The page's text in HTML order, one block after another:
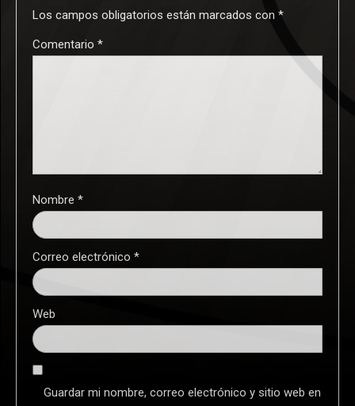
Los campos obligatorios están marcados con *
Comentario *
Nombre *
Correo electrónico *
Web
Guardar mi nombre, correo electrónico y sitio web en